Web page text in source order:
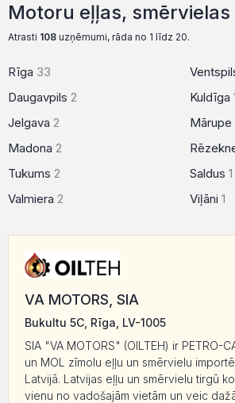
Motoru eļļas, smērvielas
Atrasti 108 uzņēmumi, rāda no 1 līdz 20.
Rīga 33
Daugavpils 2
Jelgava 2
Madona 2
Tukums 2
Valmiera 2
Kuldīga
Mārupe
Saldus 1
Viļāni 1
VA MOTORS, SIA
Bukultu 5C, Rīga, LV-1005
SIA "VA MOTORS" (OILTEH) ir PETRO-
un MOL zīmolu eļļu un smērvielu
Latvijā. Latvijas eļļu un smērvielu tirgū
vienu no vadošajām vietām un veic